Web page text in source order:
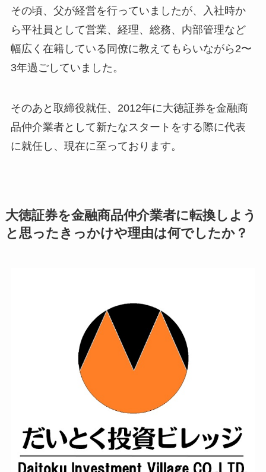
その頃、父が経営を行っていましたが、入社時か
ら平社員として営業、経理、総務、内部管理など
幅広く在籍している同僚に教えてもらいながら2〜
3年過ごしていました。
そのあと取締役就任、2012年に大徳証券を金融商
品仲介業者として新たなスタートをする際に代表
に就任し、現在に至っております。
大徳証券を金融商品仲介業者に転換しよう
と思ったきっかけや理由は何でしたか？